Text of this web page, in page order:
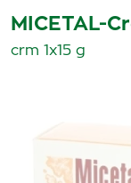
MICETAL-
crm 1x15 g